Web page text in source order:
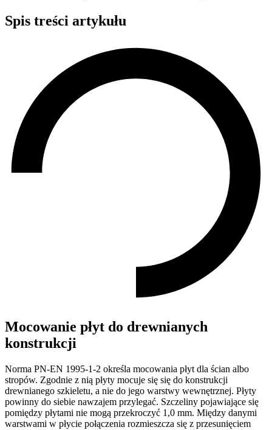
Spis treści artykułu
Mocowanie płyt do drewnianych
konstrukcji
Norma PN-EN 1995-1-2 określa mocowania płyt dla ścian albo
stropów. Zgodnie z nią płyty mocuje się się do konstrukcji
drewnianego szkieletu, a nie do jego warstwy wewnętrznej. Płyty
powinny do siebie nawzajem przylegać. Szczeliny pojawiające się
pomiędzy płytami nie mogą przekroczyć 1,0 mm. Między danymi
warstwami w płycie połączenia rozmieszcza się z przesunięciem